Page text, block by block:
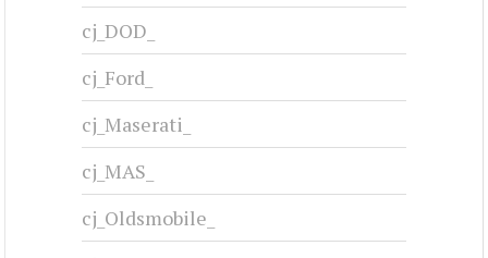
cj_DOD_
cj_Ford_
cj_Maserati_
cj_MAS_
cj_Oldsmobile_